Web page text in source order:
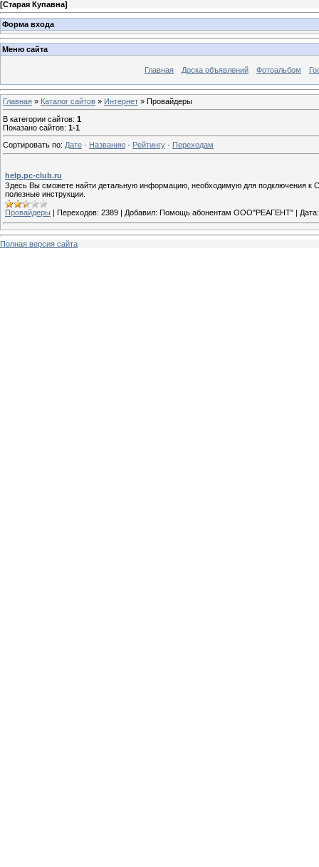
[Старая Купавна]
Форма входа
Меню сайта
Главная Доска объявлений Фотоальбом
Главная » Каталог сайтов » Интернет » Провайдеры
В категории сайтов: 1
Показано сайтов: 1-1
Сортировать по: Дате · Названию · Рейтингу · Переходам
help.pc-club.ru
Здесь Вы сможете найти детальную информацию, необходимую для подключения
полезные инструкции.
Провайдеры | Переходов: 2389 | Добавил: Помощь абонентам ООО"РЕАГЕНТ" | Дата:
Полная версия сайта